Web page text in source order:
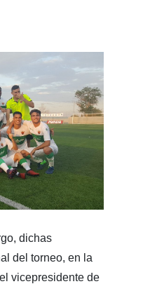
dichas
del torneo, en la
vicepresidente de